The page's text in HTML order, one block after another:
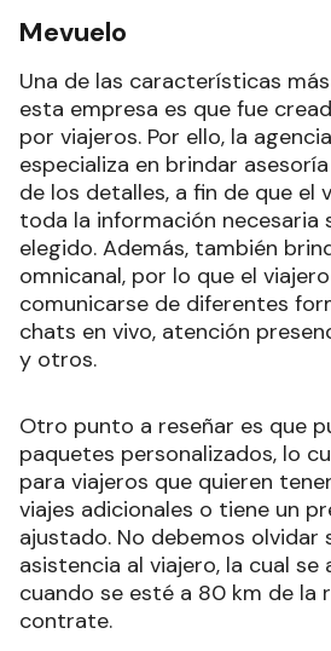
Mevuelo
Una de las características
esta empresa es que fue
por viajeros. Por ello, la agencia
especializa en brindar
de los detalles, a fin de que el
toda la información necesaria
elegido. Además, también
omnicanal, por lo que el
comunicarse de diferentes
chats en vivo, atención
y otros.
Otro punto a reseñar es que
paquetes personalizados, lo
para viajeros que quieren
viajes adicionales o tiene un
ajustado. No debemos olvidar
asistencia al viajero, la cual se
cuando se esté a 80 km de la
contrate.